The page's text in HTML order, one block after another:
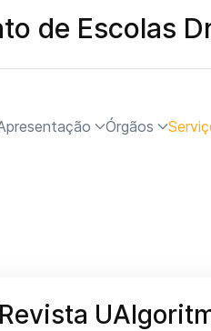
de Escolas
Órgãos